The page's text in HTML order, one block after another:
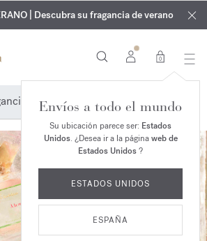
la nueva fragancia OUD
velvet mood
en su pedido*
| En todas las fragancias y aceites
hasta el 9 de agosto
| Descubra su fragancia de verano
0
Envíos a todo el mundo
Su ubicación parece ser: Estados
Unidos. ¿Desea ir a la páginaweb de
Estados Unidos?
ESTADOS UNIDOS
ESPAÑA
frescas